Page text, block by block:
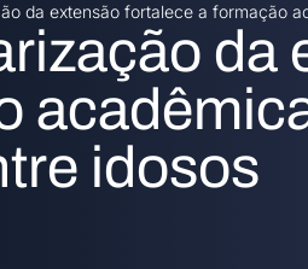
da extensão fortalece a formação
da
idosos